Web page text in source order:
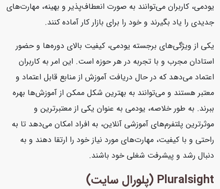
یودمی، کاربران می‌توانند به صورت انعطاف‌پذیر و بهینه، مهارت‌های
جدیدی را یاد بگیرند و خود را برای بازار کار آماده کنند.
یکی از ویژگی‌های برجسته یودمی، کیفیت بالای دوره‌ها و حضور
استادان مجرب و با تجربه در هر حوزه است. این امر به کاربران
اعتماد می‌دهد که در حال دریافت آموزش از منابع قابل اعتماد و
معتبر هستند و می‌توانند به بهترین شکل ممکن از آموزش‌ها بهره
ببرند. به طور خلاصه، یودمی به عنوان یکی از معتبرترین و
موثرترین پلتفرم‌های آموزشی آنلاین، به افراد امکان می‌دهد تا به
راحتی و با کیفیت، مهارت‌های مورد نیاز خود را ارتقا دهند و به
دنبال رشد و پیشرفت شغلی خود باشند.
Pluralsight (پلورال سایت)